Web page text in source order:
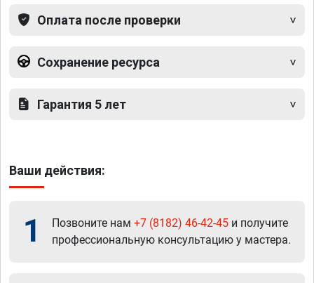
Оплата после проверки
Сохранение ресурса
Гарантия 5 лет
Ваши действия:
1 Позвоните нам +7 (8182) 46-42-45 и получите
профессиональную консультацию у мастера.